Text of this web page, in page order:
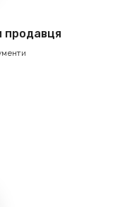
продавця